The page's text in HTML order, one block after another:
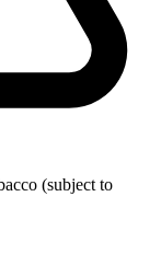
(subject to